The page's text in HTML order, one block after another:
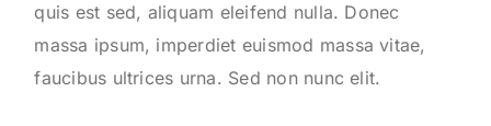
quis est sed, aliquam eleifend nulla. Donec
massa ipsum, imperdiet euismod massa vitae,
faucibus ultrices urna. Sed non nunc elit.